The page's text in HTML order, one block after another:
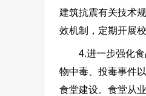
建筑抗震有关技术
效机制，定期开展
4.进一步强化食
物中毒、投毒事件
食堂建设。食堂从